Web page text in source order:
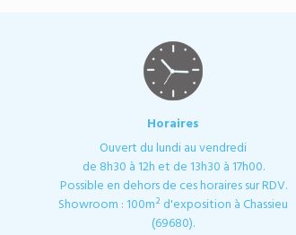
Horaires
Ouvert du lundi au vendredi
de 8h30 à 12h et de 13h30 à 17h00.
Possible en dehors de ces horaires sur RDV.
Showroom : 100m² d'exposition à Chassieu
(69680).